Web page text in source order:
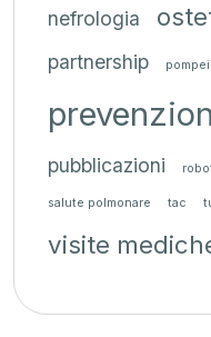
nefrologia
partnership
pompei
pubblicazioni
salute polmonare tac
visite